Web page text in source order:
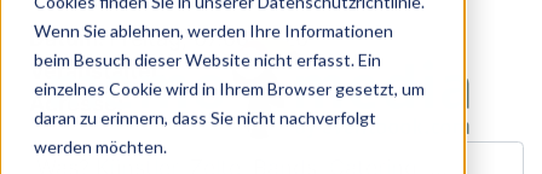
Wenn Sie ablehnen, werden Ihre Informationen
beim Besuch dieser Website nicht erfasst. Ein
einzelnes Cookie wird in Ihrem Browser gesetzt, um
daran zu erinnern, dass Sie nicht nachverfolgt
werden möchten.
Datum:Freitag, 07.08.2026
Veranstalter:
Adresse:
Was? Künstler, Zelte, Bands, Catering, ...